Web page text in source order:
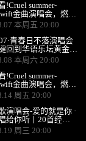
!Cruel summer-
金曲演唱会，燃爆
（成都站）
本周五 20:00
青春日不落演唱会
到华语乐坛黄金年
站）本周六 20:00
!Cruel summer-
金曲演唱会，燃爆
（南京站）
周五 20:00
演唱会-爱的就是你 ·
给你听丨20首经典
大合唱（太原站）
周三 20:00